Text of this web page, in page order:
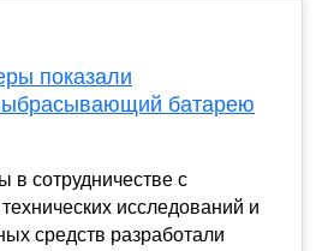
показали
батарею
в сотрудничестве с
исследований и
средств разработали